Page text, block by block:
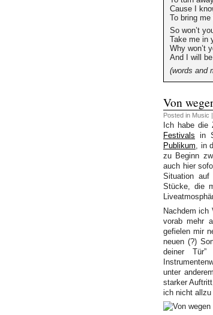
Cause I
To bring
So won’t
Take me in
Why won’t
And I will
(words and
Von
Posted in Music
Ich habe die
Festivals in
Publikum, in
zu Beginn
auch hier
Situation auf
Stücke, die
Nachdem ich
vorab mehr
gefielen mir
neuen (?)
deiner
unter
starker
ich nicht allzu